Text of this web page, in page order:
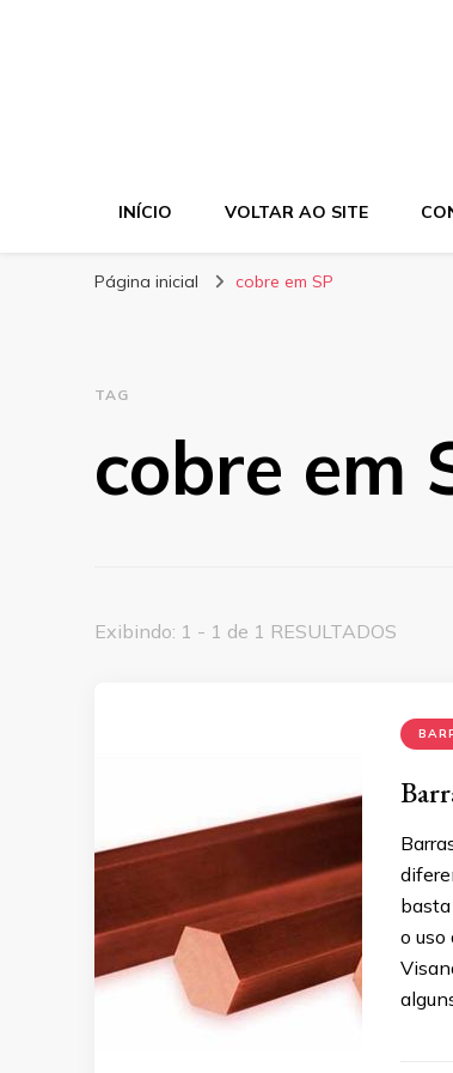
INÍCIO VOLTAR AO SITE
Página inicial cobre em SP
TAG
cobre em
Exibindo: 1 - 1 de 1 RESULTADOS
o uso